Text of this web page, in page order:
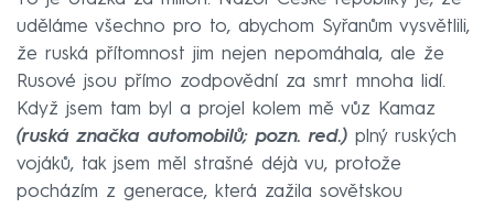
uděláme všechno pro to, abychom Syřanům vysvětlili,
že ruská přítomnost jim nejen nepomáhala, ale že
Rusové jsou přímo zodpovědní za smrt mnoha lidí.
Když jsem tam byl a projel kolem mě vůz Kamaz
(ruská značka automobilů; pozn. red.) plný ruských
vojáků, tak jsem měl strašné déjà vu, protože
pocházím z generace, která zažila sovětskou